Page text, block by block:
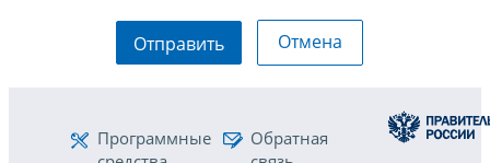
Отправить Отмена
Программные
Обратная